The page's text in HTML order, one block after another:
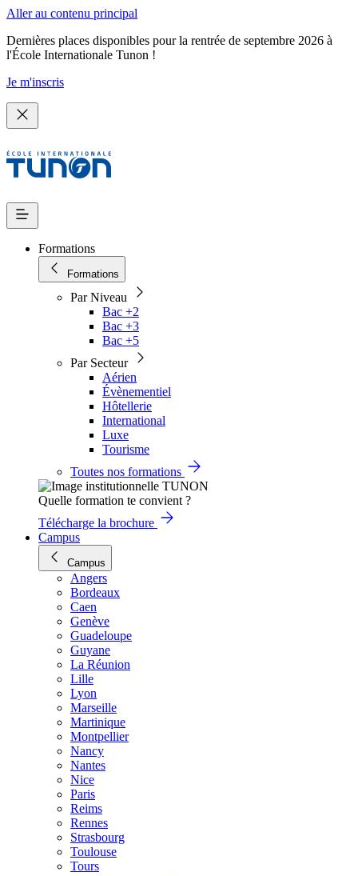
Aller au contenu principal
Dernières places disponibles pour la rentrée de septembre 2026 à
l'École Internationale Tunon !
Je m'inscris
Formations
Formations
Par Niveau
Bac +2
Bac +3
Bac +5
Par Secteur
Aérien
Évènementiel
Hôtellerie
International
Luxe
Tourisme
Toutes nos formations
Quelle formation te convient ?
Télécharge la brochure
Campus
Campus
Angers
Bordeaux
Caen
Genève
Guadeloupe
Guyane
La Réunion
Lille
Lyon
Marseille
Martinique
Montpellier
Nancy
Nantes
Nice
Paris
Reims
Rennes
Strasbourg
Toulouse
Tours